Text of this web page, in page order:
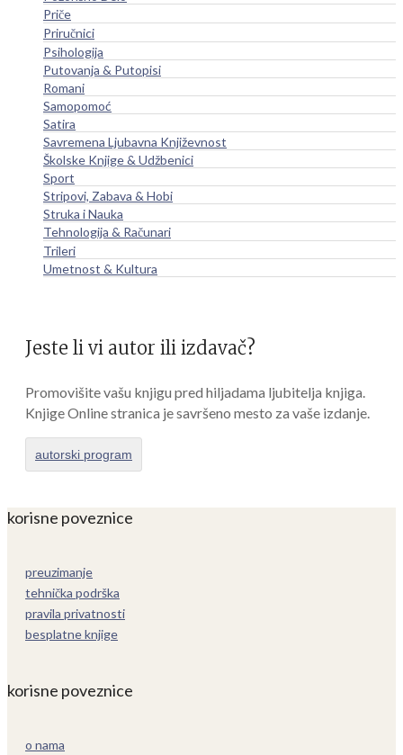
Priče
Priručnici
Psihologija
Putovanja & Putopisi
Romani
Samopomoć
Satira
Savremena Ljubavna Književnost
Školske Knjige & Udžbenici
Sport
Stripovi, Zabava & Hobi
Struka i Nauka
Tehnologija & Računari
Trileri
Umetnost & Kultura
Jeste li vi autor ili izdavač?
Promovišite vašu knjigu pred hiljadama ljubitelja knjiga.
Knjige Online stranica je savršeno mesto za vaše izdanje.
autorski program
korisne poveznice
preuzimanje
tehnička podrška
pravila privatnosti
besplatne knjige
korisne poveznice
o nama